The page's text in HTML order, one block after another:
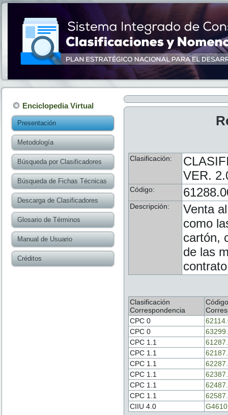
Enciclopedia Virtual
Presentación
Metodología
Búsqueda por Clasificadores
Búsqueda de Fichas Técnicas
Descarga de Clasificadores
Glosario de Términos
Manual de Usuario
Créditos
Clasificación:
VER.
Código:
Descripción:
Venta
como
cartón,
de las
contrato
Clasificación
Correspondencia
Código
CPC 0
CPC 0
CPC 1.1
CPC 1.1
CPC 1.1
CPC 1.1
CPC 1.1
CPC 1.1
CIIU 4.0